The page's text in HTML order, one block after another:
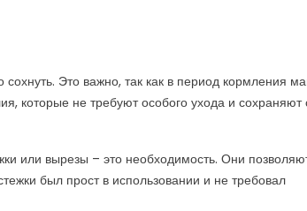
сохнуть. Это важно, так как в период кормления
которые не требуют особого ухода и сохраняют
или вырезы – это необходимость. Они
был прост в использовании и не требовал